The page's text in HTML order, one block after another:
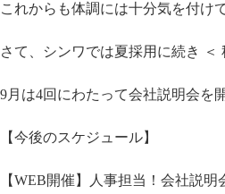
これからも体調には十分気を付け
さて、シンワでは夏採用に続き ＜
9月は4回にわたって会社説明会を
【今後のスケジュール】
【WEB開催】人事担当！会社説明